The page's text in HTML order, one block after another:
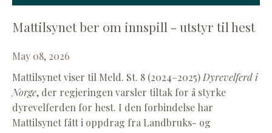
Mattilsynet ber om innspill - utstyr til hest
May 08, 2026
Mattilsynet viser til Meld. St. 8 (2024–2025) Dyrevelferd i
Norge, der regjeringen varsler tiltak for å styrke
dyrevelferden for hest. I den forbindelse har
Mattilsynet fått i oppdrag fra Landbruks- og